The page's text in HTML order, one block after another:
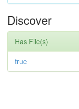
Discover
Has File(s)
true